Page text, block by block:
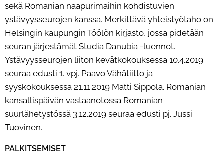
sekä Romanian naapurimaihin kohdistuvien
ystävyysseurojen kanssa. Merkittävä yhteistyötaho on
Helsingin kaupungin Töölön kirjasto, jossa pidetään
seuran järjestämät Studia Danubia -luennot.
Ystävyysseurojen liiton kevätkokouksessa 10.4.2019
seuraa edusti 1. vpj. Paavo Vähätiitto ja
syyskokouksessa 21.11.2019 Matti Sippola. Romanian
kansallispäivän vastaanotossa Romanian
suurlähetystössä 3.12.2019 seuraa edusti pj. Jussi
Tuovinen.
PALKITSEMISET